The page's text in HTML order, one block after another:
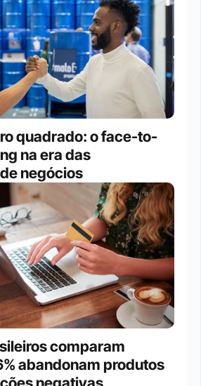
quadrado: o face-to-
na era das
negócios
comparam
abandonam produtos